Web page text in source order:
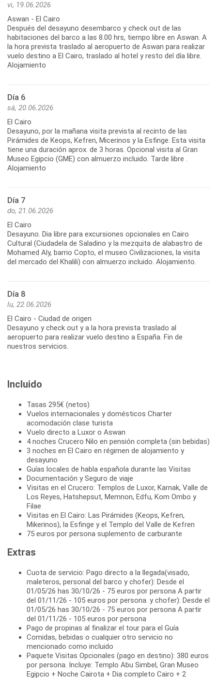
vi, 19.06.2026
Aswan - El Cairo
Después del desayuno desembarco y check out de las
habitaciones del barco a las 8.00 hrs, tiempo libre en Aswan. A
la hora prevista traslado al aeropuerto de Aswan para realizar
vuelo destino a El Cairo, traslado al hotel y resto del día libre.
Alojamiento
Día 6
sá, 20.06.2026
El Cairo
Desayuno, por la mañana visita prevista al recinto de las
Pirámides de Keops, Kefren, Micerinos y la Esfinge. Esta visita
tiene una duración aprox. de 3 horas. Opcional visita al Gran
Museo Egipcio (GME) con almuerzo incluido. Tarde libre .
Alojamiento
Día 7
do, 21.06.2026
El Cairo
Desayuno. Dia libre para excursiones opcionales en Cairo
Cultural (Ciudadela de Saladino y la mezquita de alabastro de
Mohamed Aly, barrio Copto, el museo Civilizaciones, la visita
del mercado del Khalili) con almuerzo incluido. Alojamiento.
Día 8
lu, 22.06.2026
El Cairo - Ciudad de origen
Desayuno y check out y a la hora prevista traslado al
aeropuerto para realizar vuelo destino a España. Fin de
nuestros servicios.
Incluido
Tasas 295€ (netos)
Vuelos internacionales y domésticos Charter
acomodación clase turista
Vuelo directo a Luxor o Aswan
4 noches Crucero Nilo en pensión completa (sin bebidas)
3 noches en El Cairo en régimen de alojamiento y
desayuno
Guías locales de habla española durante las Visitas
Documentación y Seguro de viaje
Visitas en el Crucero: Templos de Luxor, Karnak, Valle de
Los Reyes, Hatshepsut, Memnon, Edfu, Kom Ombo y
Filae
Visitas en El Cairo: Las Pirámides (Keops, Kefren,
Mikerinos), la Esfinge y el Templo del Valle de Kefren
75 euros por persona suplemento de carburante
Extras
Cuota de servicio: Pago directo a la llegada(visado,
maleteros, personal del barco y chofer): Desde el
01/05/26 has 30/10/26 - 75 euros por persona A partir
del 01/11/26 - 105 euros por persona. y chofer): Desde el
01/05/26 has 30/10/26 - 75 euros por persona A partir
del 01/11/26 - 105 euros por persona
Pago de propinas al finalizar el tour para el Guía
Comidas, bebidas o cualquier otro servicio no
mencionado como incluido
Paquete Visitas Opcionales (pago en destino): 380 euros
por persona. Incluye: Templo Abu Simbel, Gran Museo
Egipcio + Noche Cairota + Dia completo Cairo + 2